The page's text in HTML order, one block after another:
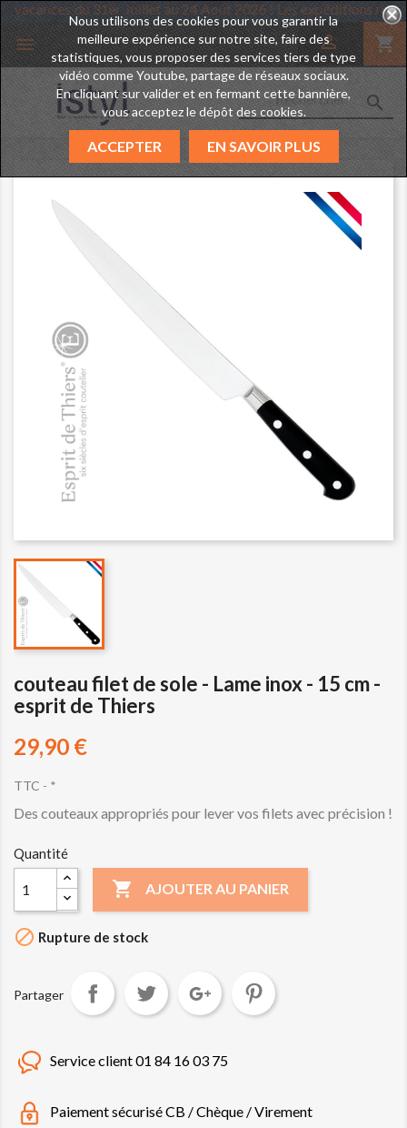
des vacances du 31er Juillet au 24 Août 2026 ! Les
 shopping_cart


Nous utilisons des cookies pour vous garantir la
meilleure expérience sur notre site, faire des
statistiques, vous proposer des services tiers de type
vidéo comme Youtube, partage de réseaux sociaux.
En cliquant sur valider et en fermant cette bannière,
vous acceptez le dépôt des cookies.
ACCEPTER EN SAVOIR PLUS
couteau filet de sole - Lame inox - 15 cm -
esprit de Thiers
29,90 €
TTC *
Des couteaux appropriés pour lever vos filets avec précision !
Quantité
 AJOUTER AU PANIER
 Rupture de stock
Partager
Service client 01 84 16 03 75
Paiement sécurisé CB / Chèque / Virement